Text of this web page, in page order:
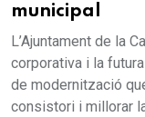
municipal
L’Ajuntament de la
corporativa i la
de modernització
consistori i millorar